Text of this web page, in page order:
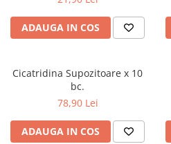
Antiflatulente
Enzime digestive
Afectiuni hepato-biliare
Antidiaretice
Probiotice, prebiotice și sinbiotice
Laxative
Enzime digestive
Antiacide
Ciocolata
Gemuri Si Creme Tartinabile
Indulcitori si zahar
Produse Apicole
Miere
Polen, pastura si propolis
Cadre de mers
Carje
Dispozitive reabilitare
Dopuri pentru urechi
Echipamente medicale
Igiena si ingrijire
Ingrijire ten
Igiena si ingrijire intima
ADAUGA IN COS
Cicatridina Supozitoare x 10
bc.
78,90 Lei
ADAUGA IN COS